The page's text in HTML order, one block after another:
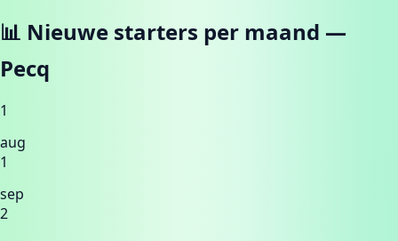
📊 Nieuwe starters per maand —
Pecq
1
aug
1
sep
2